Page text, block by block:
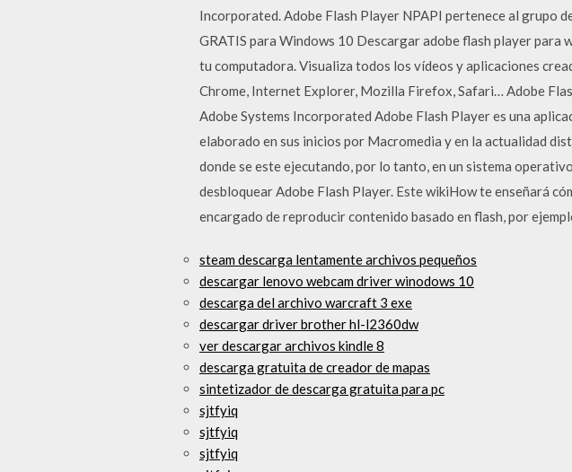
Incorporated. Adobe Flash Player NPAPI pertenece al grupo
GRATIS para Windows 10 Descargar adobe flash player para
tu computadora. Visualiza todos los vídeos y aplicaciones
Chrome, Internet Explorer, Mozilla Firefox, Safari… Adobe
Adobe Systems Incorporated Adobe Flash Player es una
elaborado en sus inicios por Macromedia y en la actualidad
donde se este ejecutando, por lo tanto, en un sistema
desbloquear Adobe Flash Player. Este wikiHow te enseñará
encargado de reproducir contenido basado en flash, por
steam descarga lentamente archivos pequeños
descargar lenovo webcam driver winodows 10
descarga del archivo warcraft 3 exe
descargar driver brother hl-l2360dw
ver descargar archivos kindle 8
descarga gratuita de creador de mapas
sintetizador de descarga gratuita para pc
sjtfyiq
sjtfyiq
sjtfyiq